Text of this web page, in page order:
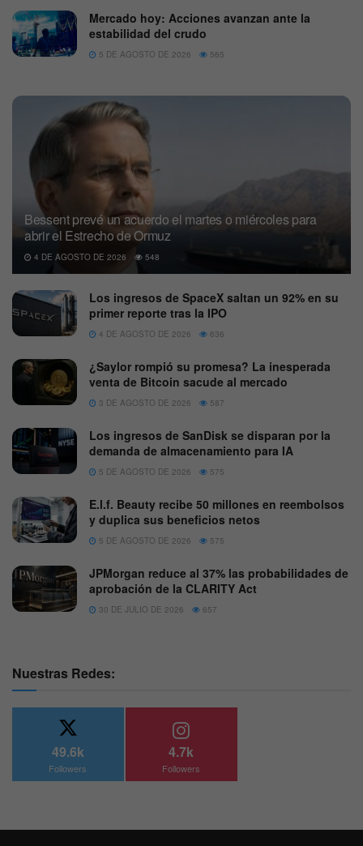
Mercado hoy: Acciones avanzan ante la
estabilidad del crudo
5 DE AGOSTO DE 2026 565
Bessent prevé un acuerdo el martes o miércoles para
abrir el Estrecho de Ormuz
4 DE AGOSTO DE 2026 548
Los ingresos de SpaceX saltan un 92% en su
primer reporte tras la IPO
4 DE AGOSTO DE 2026 636
¿Saylor rompió su promesa? La inesperada
venta de Bitcoin sacude al mercado
3 DE AGOSTO DE 2026 587
Los ingresos de SanDisk se disparan por la
demanda de almacenamiento para IA
5 DE AGOSTO DE 2026 575
E.l.f. Beauty recibe 50 millones en reembolsos
y duplica sus beneficios netos
5 DE AGOSTO DE 2026 575
JPMorgan reduce al 37% las probabilidades de
aprobación de la CLARITY Act
30 DE JULIO DE 2026 657
Nuestras Redes:
49.6k
Followers
4.7k
Followers